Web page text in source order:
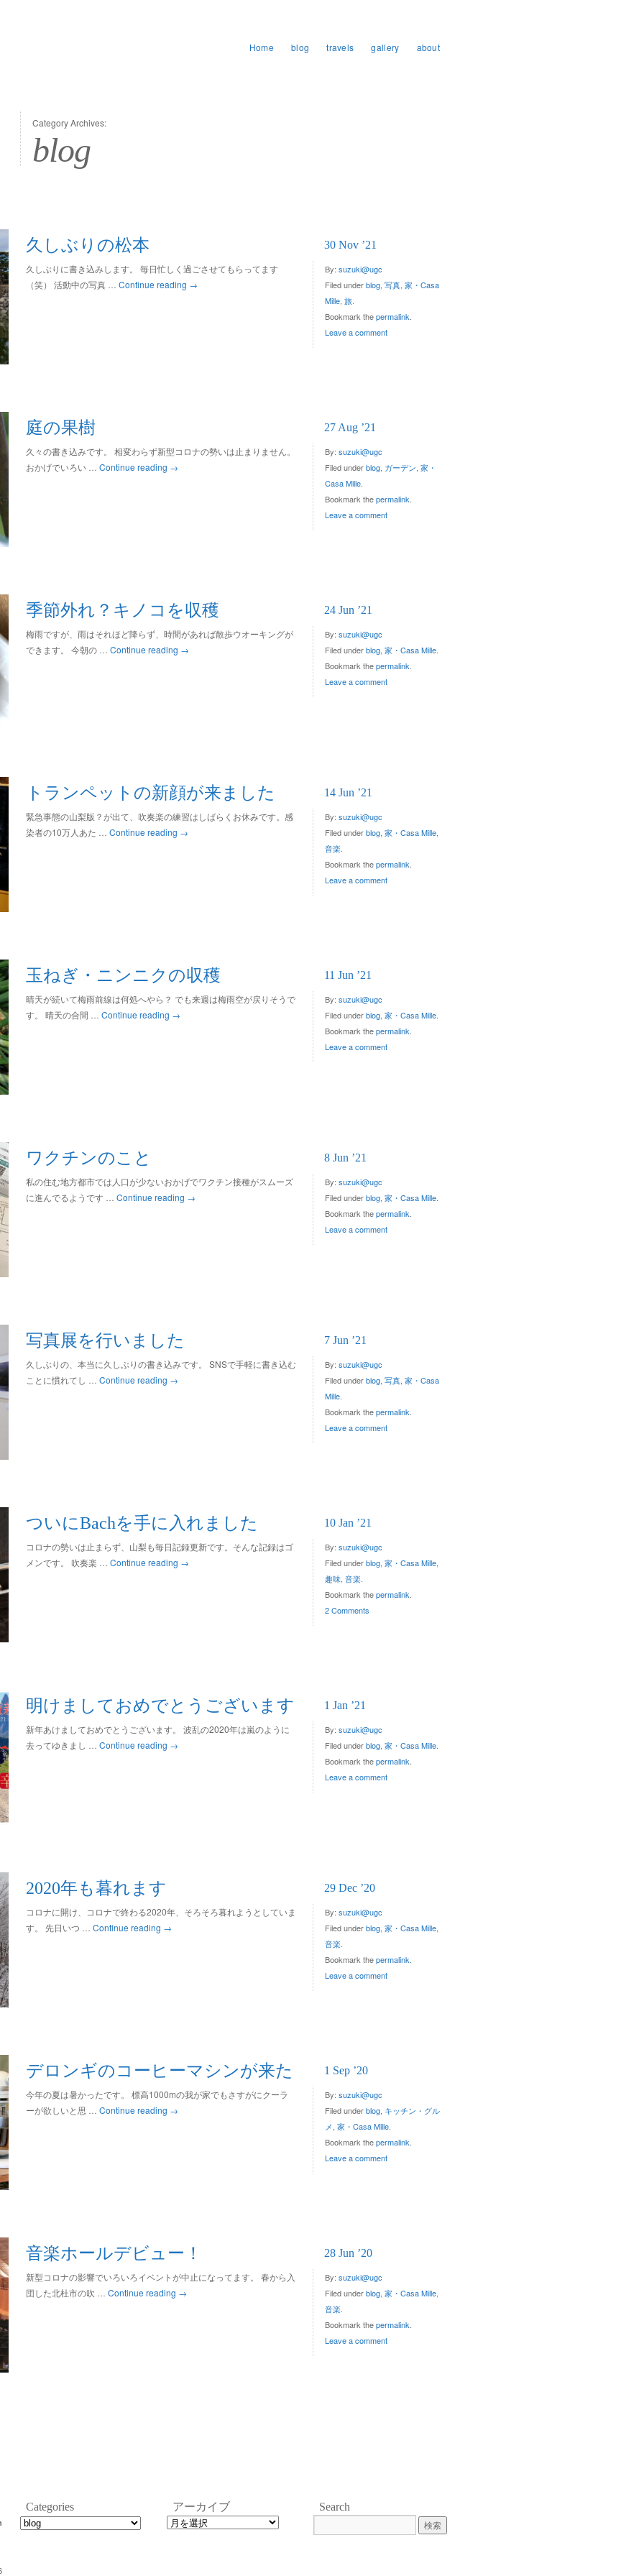
Home blog travels gallery about
Category Archives:
blog
久しぶりの松本 30 Nov ’21
By: suzuki@ugc
Filed underblog 写真 家・Casa
Mille 旅
Bookmark thepermalink
Leave a comment
久しぶりに書き込みします。 毎日忙しく過ごさせてもらってます
（笑） 活動中の写真 … Continue reading →
庭の果樹 27 Aug ’21
By: suzuki@ugc
Filed underblog ガーデン 家・
Casa Mille
Bookmark thepermalink
Leave a comment
久々の書き込みです。 相変わらず新型コロナの勢いは止まりません。
おかげでいろい … Continue reading →
季節外れ？キノコを収穫 24 Jun ’21
By: suzuki@ugc
Filed underblog 家・Casa Mille
Bookmark thepermalink
Leave a comment
梅雨ですが、雨はそれほど降らず、時間があれば散歩ウオーキングが
できます。 今朝の … Continue reading →
トランペットの新顔が来ました 14 Jun ’21
By: suzuki@ugc
Filed underblog 家・Casa Mille
音楽
Bookmark thepermalink
Leave a comment
緊急事態の山梨版？が出て、吹奏楽の練習はしばらくお休みです。感
染者の10万人あた … Continue reading →
玉ねぎ・ニンニクの収穫 11 Jun ’21
By: suzuki@ugc
Filed underblog 家・Casa Mille
Bookmark thepermalink
Leave a comment
晴天が続いて梅雨前線は何処へやら？ でも来週は梅雨空が戻りそうで
す。 晴天の合間 … Continue reading →
ワクチンのこと 8 Jun ’21
By: suzuki@ugc
Filed underblog 家・Casa Mille
Bookmark thepermalink
Leave a comment
私の住む地方都市では人口が少ないおかげでワクチン接種がスムーズ
に進んでるようです … Continue reading →
写真展を行いました 7 Jun ’21
By: suzuki@ugc
Filed underblog 写真 家・Casa
Mille
Bookmark thepermalink
Leave a comment
久しぶりの、本当に久しぶりの書き込みです。 SNSで手軽に書き込む
ことに慣れてし … Continue reading →
ついにBachを手に入れました 10 Jan ’21
By: suzuki@ugc
Filed underblog 家・Casa Mille
趣味 音楽
Bookmark thepermalink
2 Comments
コロナの勢いは止まらず、山梨も毎日記録更新です。そんな記録はゴ
メンです。 吹奏楽 … Continue reading →
明けましておめでとうございます 1 Jan ’21
By: suzuki@ugc
Filed underblog 家・Casa Mille
Bookmark thepermalink
Leave a comment
新年あけましておめでとうございます。 波乱の2020年は嵐のように
去ってゆきまし … Continue reading →
2020年も暮れます 29 Dec ’20
By: suzuki@ugc
Filed underblog 家・Casa Mille
音楽
Bookmark thepermalink
Leave a comment
コロナに開け、コロナで終わる2020年、そろそろ暮れようとしていま
す。 先日いつ … Continue reading →
デロンギのコーヒーマシンが来た 1 Sep ’20
By: suzuki@ugc
Filed underblog キッチン・グル
メ 家・Casa Mille
Bookmark thepermalink
Leave a comment
今年の夏は暑かったです。 標高1000mの我が家でもさすがにクーラ
ーが欲しいと思 … Continue reading →
音楽ホールデビュー！ 28 Jun ’20
By: suzuki@ugc
Filed underblog 家・Casa Mille
音楽
Bookmark thepermalink
Leave a comment
新型コロナの影響でいろいろイベントが中止になってます。 春から入
団した北杜市の吹 … Continue reading →
Categories アーカイブ Search